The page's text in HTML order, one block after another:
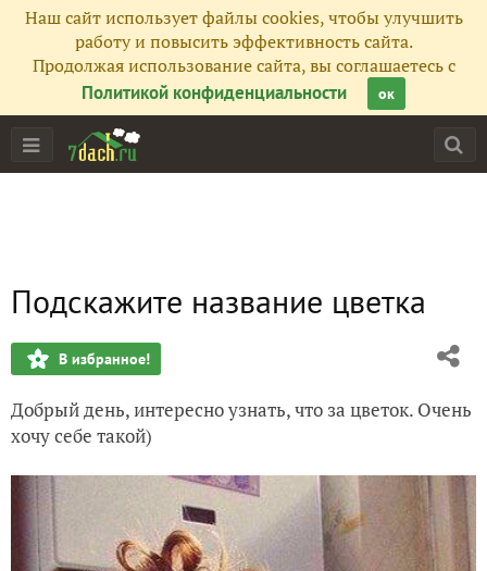
Наш сайт использует файлы cookies, чтобы улучшить
работу и повысить эффективность сайта.
Продолжая использование сайта, вы соглашаетесь с
Политикой конфиденциальности
ок
Подскажите название цветка
В избранное!
Добрый день, интересно узнать, что за цветок. Очень
хочу себе такой)